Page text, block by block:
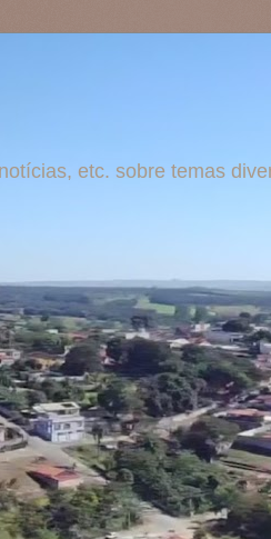
etc. sobre temas